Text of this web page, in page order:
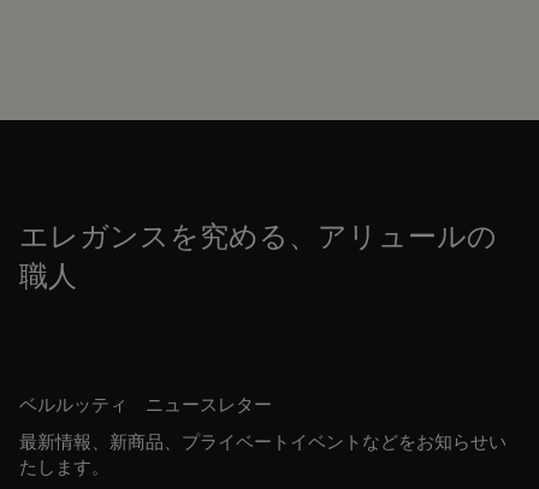
エレガンスを究める、アリュールの
職人
ベルルッティ ニュースレター
最新情報、新商品、プライベートイベントなどをお知らせい
たします。